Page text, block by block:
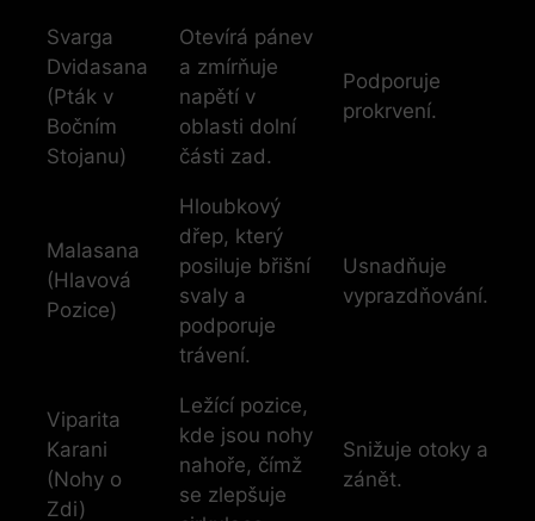
Svarga
Dvidasana
(Pták v
Bočním
Stojanu)
Otevírá pánev
a zmírňuje
napětí v
oblasti dolní
části zad.
Podporuje
prokrvení.
Malasana
(Hlavová
Pozice)
Hloubkový
dřep, který
posiluje břišní
svaly a
podporuje
trávení.
Usnadňuje
vyprazdňování.
Viparita
Karani
(Nohy o
Zdi)
Ležící pozice,
kde jsou nohy
nahoře, čímž
se zlepšuje
Snižuje otoky a
zánět.